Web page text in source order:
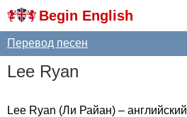
Begin English
Перевод песен
Lee Ryan
Lee Ryan (Ли Райан) –